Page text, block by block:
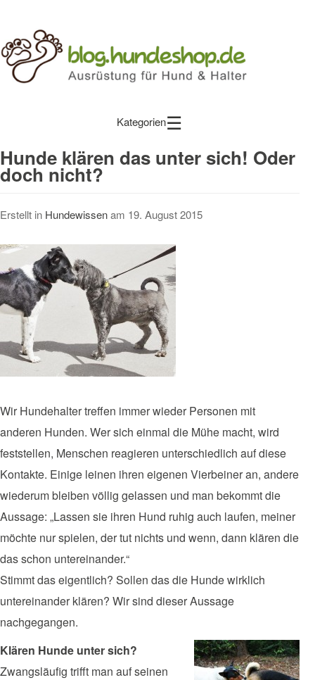
Kategorien☰
Hunde klären das unter sich! Oder
doch nicht?
Erstellt in Hundewissenam 19. August 2015
Wir Hundehalter treffen immer wieder Personen mit
anderen Hunden. Wer sich einmal die Mühe macht, wird
feststellen, Menschen reagieren unterschiedlich auf diese
Kontakte. Einige leinen ihren eigenen Vierbeiner an, andere
wiederum bleiben völlig gelassen und man bekommt die
Aussage: „Lassen sie ihren Hund ruhig auch laufen, meiner
möchte nur spielen, der tut nichts und wenn, dann klären die
das schon untereinander.“
Stimmt das eigentlich? Sollen das die Hunde wirklich
untereinander klären? Wir sind dieser Aussage
nachgegangen.
Klären Hunde unter sich?
Zwangsläufig trifft man auf seinen